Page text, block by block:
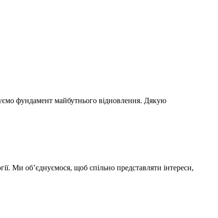
фундамент майбутнього відновлення. Дякую
Ми об’єднуємося, щоб спільно представляти інтереси,